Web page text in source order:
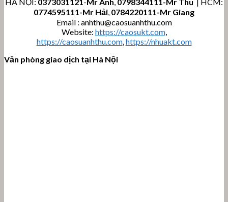
HÀ NỘI: 0373031121- Mr Anh, 0798344111-Mr Thu
| HCM:
0774595111-Mr Hải, 0784220111-Mr Giang
Email : anhthu@caosuanhthu.com
Website: https://caosukt.com,
https://caosuanhthu.com,https://nhuakt.com
Văn phòng giao dịch tại Hà Nội